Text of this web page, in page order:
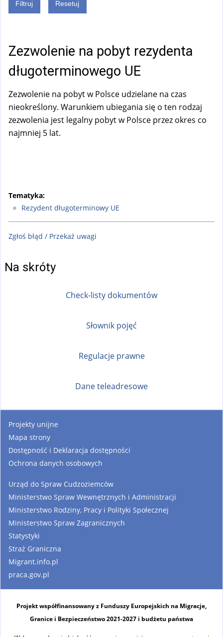
Zezwolenie na pobyt rezydenta
długoterminowego UE
Zezwolenie na pobyt w Polsce udzielane na czas
nieokreślony. Warunkiem ubiegania się o ten rodzaj
zezwolenia jest legalny pobyt w Polsce przez okres co
najmniej 5 lat.
Tematyka:
Rezydent długoterminowy UE
Zgłoś błąd / Przekaż uwagi
Na skróty
Check-listy dokumentów
Słownik pojęć
Regulacje prawne
Dane teleadresowe
Projekty unijne
Mapa strony
Dostępność i Deklaracja dostępności
Ochrona danych osobowych
Urząd do Spraw Cudzoziemców
Ministerstwo Spraw Wewnętrznych i Administracji
Ministerstwo Rodziny, Pracy i Polityki Społecznej
Ministerstwo Spraw Zagranicznych
Statystyki
Straż Graniczna
Migrant.info.pl
praca.gov.pl
Projekt współfinansowany z Funduszy Europejskich na Migracje,
Granice i Bezpieczeństwo 2021-2027 i budżetu państwa